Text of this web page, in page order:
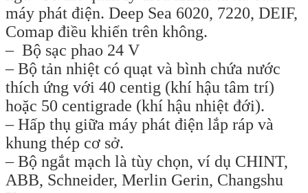
máy phát điện. Deep Sea 6020, 7220, DEIF,
Comap điều khiển trên không.
– Bộ sạc phao 24 V
– Bộ tản nhiệt có quạt và bình chứa nước
thích ứng với 40 centig (khí hậu tâm trí)
hoặc 50 centigrade (khí hậu nhiệt đới).
– Hấp thụ giữa máy phát điện lắp ráp và
khung thép cơ sở.
– Bộ ngắt mạch là tùy chọn, ví dụ CHINT,
ABB, Schneider, Merlin Gerin, Changshu